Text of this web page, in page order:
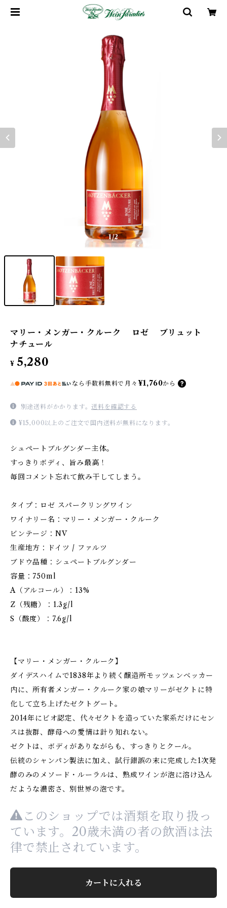
1/2
マリー・メンガー・クルーク ロゼ ブリュット
ナチュール
¥ 5,280
なら 手数料無料で 月々 ¥1,760から
別途送料がかかります。送料を確認する
¥15,000以上のご注文で国内送料が無料になります。
シュペートブルグンダー主体。
すっきりボディ、旨み最高！
毎回コメント忘れて飲み干してしまう。
タイプ：ロゼ スパークリングワイン
ワイナリー名：マリー・メンガー・クルーク
ビンテージ：NV
生産地方：ドイツ / ファルツ
ブドウ品種：シュペートブルグンダー
容量：750ml
A（アルコール）：13%
Z（残糖）：1.3g/l
S（酸度）：7.6g/l
【マリー・メンガー・クルーク】
ダイデスハイムで1838年より続く醸造所モッツェンベッカー
内に、所有者メンガー・クルーク家の娘マリーがゼクトに特
化して立ち上げたゼクトグート。
2014年にビオ認定、代々ゼクトを造っていた家系だけにセン
スは抜群、酵母への愛情は計り知れない。
ゼクトは、ボディがありながらも、すっきりとクール。
伝統のシャンパン製法に加え、試行錯誤の末に完成した1次発
酵のみのメソード・ルーラルは、熟成ワインが泡に溶け込ん
だような濃密さ、別世界の泡です。
このショップでは酒類を取り扱っ
ています。20歳未満の者の飲酒は法
律で禁止されています。
カートに入れる